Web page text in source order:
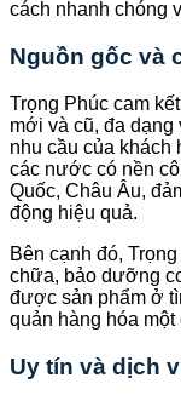
cách nhanh chóng
Nguồn gốc và
Trọng Phúc cam
mới và cũ, đa
nhu cầu của khách
các nước có nền
Quốc, Châu Âu,
động hiệu quả.
Bên cạnh đó,
chữa, bảo dưỡng
được sản phẩm ở
quản hàng hóa một
Uy tín và dịch